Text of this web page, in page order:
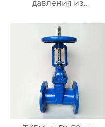
давления из
для нефтехимической
системы